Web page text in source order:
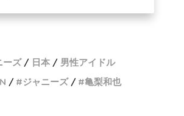
ーズ 日本
男性アイドル
ジャニーズ 亀梨和也